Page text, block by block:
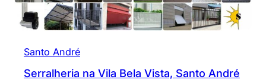
Santo André
Serralheria na Vila Bela Vista, Santo André